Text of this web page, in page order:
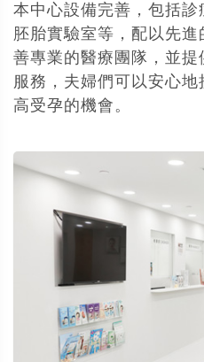
本中心設備完善，包括
胚胎實驗室等，配以先
善專業的醫療團隊，並
服務，夫婦們可以安心
高受孕的機會。